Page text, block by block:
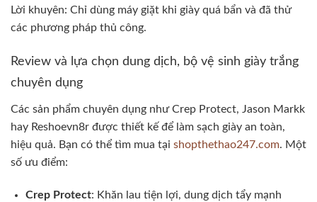
Lời khuyên: Chỉ dùng máy giặt khi giày quá bẩn và đã thử
các phương pháp thủ công.
Review và lựa chọn dung dịch, bộ vệ sinh giày trắng
chuyên dụng
Các sản phẩm chuyên dụng như Crep Protect, Jason Markk
hay Reshoevn8r được thiết kế để làm sạch giày an toàn,
hiệu quả. Bạn có thể tìm mua tại shopthethao247.com. Một
số ưu điểm:
Crep Protect: Khăn lau tiện lợi, dung dịch tẩy mạnh